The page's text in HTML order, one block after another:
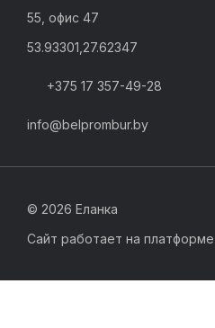
55, офис 47
53.93301,27.62347
+375 17 357-49-28
info@belprombur.by
© 2026 Еланка
Сайт работает на платформе